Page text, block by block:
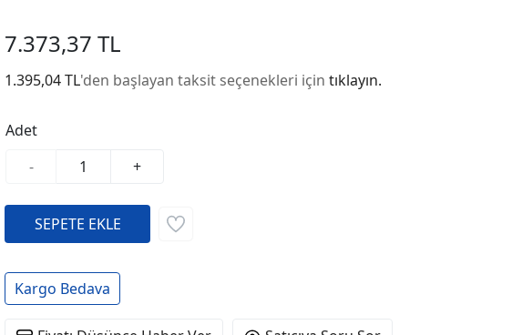
7.373,37 TL
1.395,04 TL'den başlayan taksit seçenekleri içintıklayın.
Adet
-
+
Kargo Bedava